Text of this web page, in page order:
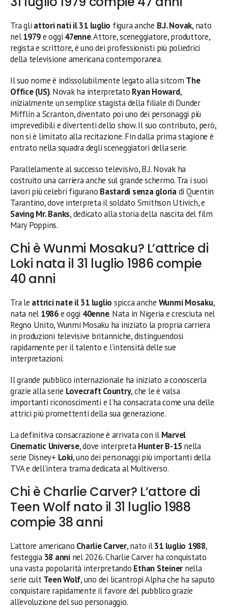
Tra gli attori nati il 31 luglio figura anche B.J. Novak, nato
nel1979e oggi 47enne. Attore, sceneggiatore, produttore,
regista e scrittore, è uno dei professionisti più poliedrici
della televisione americana contemporanea.
Il suo nome è indissolubilmente legato alla sitcom The
Office (US). Novak ha interpretato Ryan Howard,
inizialmente un semplice stagista della filiale di Dunder
Mifflin a Scranton, diventato poi uno dei personaggi più
imprevedibili e divertenti dello show. Il suo contributo, però,
non si è limitato alla recitazione. Fin dalla prima stagione è
entrato nella squadra degli sceneggiatori della serie.
Parallelamente al successo televisivo, B.J. Novak ha
costruito una carriera anche sul grande schermo. Tra i suoi
lavori più celebri figurano Bastardi senza gloriadi Quentin
Tarantino, dove interpreta il soldato Smithson Utivich, e
Saving Mr. Banks, dedicato alla storia della nascita del film
Mary Poppins.
Chi è Wunmi Mosaku? L’attrice di
Loki nata il 31 luglio 1986 compie
40 anni
Tra le attrici nate il 31 luglio spicca anche Wunmi Mosaku,
nata nel 1986e oggi 40enne. Nata in Nigeria e cresciuta nel
Regno Unito, Wunmi Mosaku ha iniziato la propria carriera
in produzioni televisive britanniche, distinguendosi
rapidamente per il talento e l’intensità delle sue
interpretazioni.
Il grande pubblico internazionale ha iniziato a conoscerla
grazie alla serie Lovecraft Country, che le è valsa
importanti riconoscimenti e l’ha consacrata come una delle
attrici più promettenti della sua generazione.
La definitiva consacrazione è arrivata con il Marvel
Cinematic Universe, dove interpretaHunter B-15 nella
serie Disney+ Loki, uno dei personaggi più importanti della
TVA e dell’intera trama dedicata al Multiverso.
Chi è Charlie Carver? L’attore di
Teen Wolf nato il 31 luglio 1988
compie 38 anni
L’attore americano Charlie Carver, nato il31 luglio 1988,
festeggia 38 anninel 2026. Charlie Carver ha conquistato
una vasta popolarità interpretando Ethan Steiner nella
serie cultTeen Wolf, uno dei licantropi Alpha che ha saputo
conquistare rapidamente il favore del pubblico grazie
all’evoluzione del suo personaggio.